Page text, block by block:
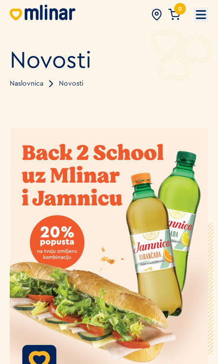
0
Novosti
Naslovnica Novosti
🧡 Uzmi Jamnicu, skupi